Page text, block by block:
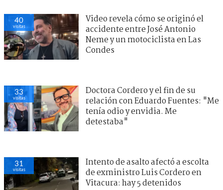
40
visitas
Video revela cómo se originó el
accidente entre José Antonio
Neme y un motociclista en Las
Condes
33
visitas
Doctora Cordero y el fin de su
relación con Eduardo Fuentes: "Me
tenía odio y envidia. Me
detestaba"
31
visitas
Intento de asalto afectó a escolta
de exministro Luis Cordero en
Vitacura: hay 5 detenidos